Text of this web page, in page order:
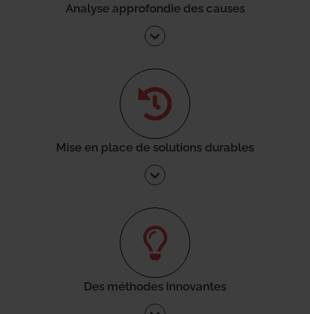
Analyse approfondie des causes
Mise en place de solutions durables
Des méthodes innovantes